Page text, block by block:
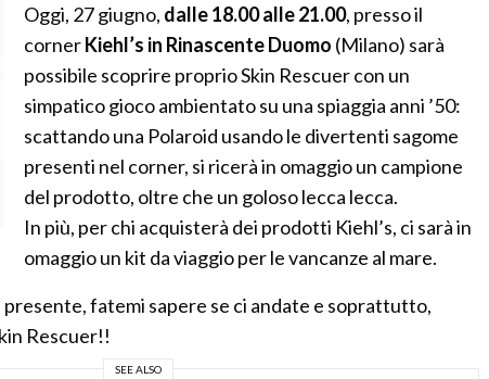
Oggi, 27 giugno, dalle 18.00 alle 21.00, presso il
cornerKiehl’s in Rinascente Duomo (Milano) sarà
possibile scoprire proprio Skin Rescuer con un
simpatico gioco ambientato su una spiaggia anni ’50:
scattando una Polaroid usando le divertenti sagome
presenti nel corner, si ricerà in omaggio un campione
del prodotto, oltre che un goloso lecca lecca.
In più, per chi acquisterà dei prodotti Kiehl’s, ci sarà in
omaggio un kit da viaggio per le vancanze al mare.
fatemi sapere se ci andate e soprattutto,
Rescuer!!
SEE ALSO